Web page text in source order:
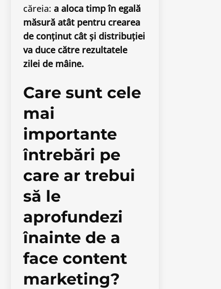
căreia:a aloca timp în egală
măsură atât pentru crearea
de conținut cât și distribuției
va duce către rezultatele
zilei de mâine.
Care sunt cele
mai
importante
întrebări pe
care ar trebui
să le
aprofundezi
înainte de a
face content
marketing?